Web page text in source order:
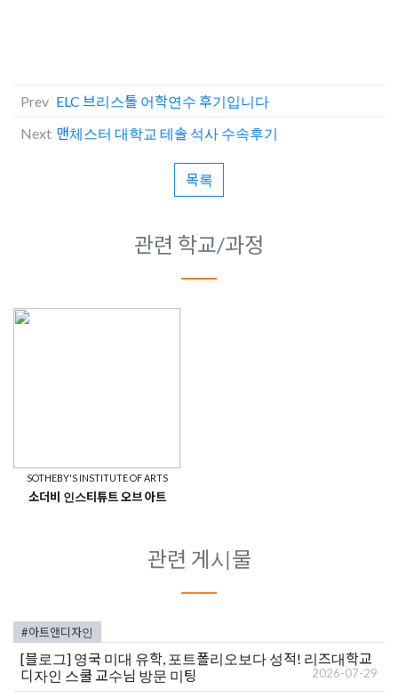
Prev ELC 브리스톨 어학연수 후기입니다
Next 맨체스터 대학교 테솔 석사 수속후기
목록
관련 학교/과정
SOTHEBY'S INSTITUTE OF ARTS
소더비 인스티튜트 오브 아트
관련 게시물
#아트앤디자인
[블로그] 영국 미대 유학, 포트폴리오보다 성적! 리즈대학교
디자인 스쿨 교수님 방문 미팅
2026-07-29